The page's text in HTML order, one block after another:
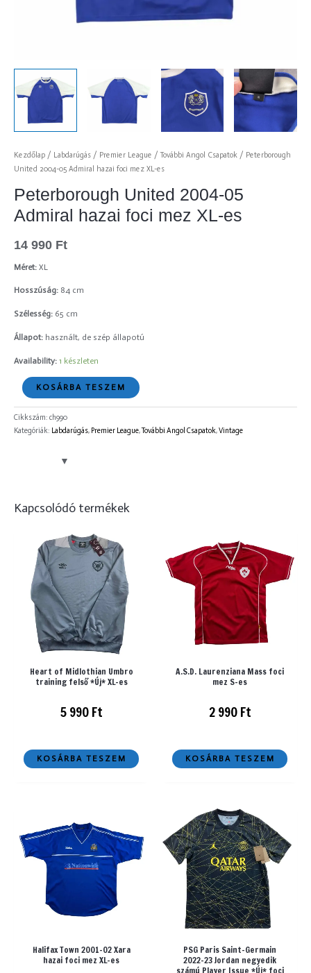
Kezdőlap / Labdarúgás / Premier League /További Angol Csapatok / Peterborough
United 2004-05 Admiral hazai foci mez XL-es
Peterborough United 2004-05
Admiral hazai foci mez XL-es
14 990 Ft
Méret: XL
Hosszúság: 84 cm
Szélesség: 65 cm
Állapot: használt, de szép állapotú
Availability: 1 készleten
KOSÁRBA TESZEM
Cikkszám: ch990
Kategóriák: Labdarúgás, Premier League,További Angol Csapatok,Vintage
Kapcsolódó termékek
Heart of Midlothian Umbro
training felső *Új* XL-es
5 990Ft
KOSÁRBA TESZEM
A.S.D. Laurenziana Mass foci
mez S-es
2 990Ft
KOSÁRBA TESZEM
Halifax Town 2001-02 Xara
hazai foci mez XL-es
PSG Paris Saint-Germain
2022-23 Jordan negyedik
számú Player Issue *Új* foci